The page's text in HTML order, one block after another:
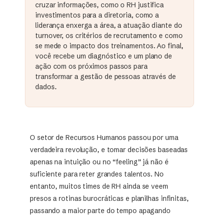
cruzar informações, como o RH justifica
investimentos para a diretoria, como a
liderança enxerga a área, a atuação diante do
turnover, os critérios de recrutamento e como
se mede o impacto dos treinamentos. Ao final,
você recebe um diagnóstico e um plano de
ação com os próximos passos para
transformar a gestão de pessoas através de
dados.
O setor de Recursos Humanos passou por uma
verdadeira revolução, e tomar decisões baseadas
apenas na intuição ou no “feeling” já não é
suficiente para reter grandes talentos. No
entanto, muitos times de RH ainda se veem
presos a rotinas burocráticas e planilhas infinitas,
passando a maior parte do tempo apagando